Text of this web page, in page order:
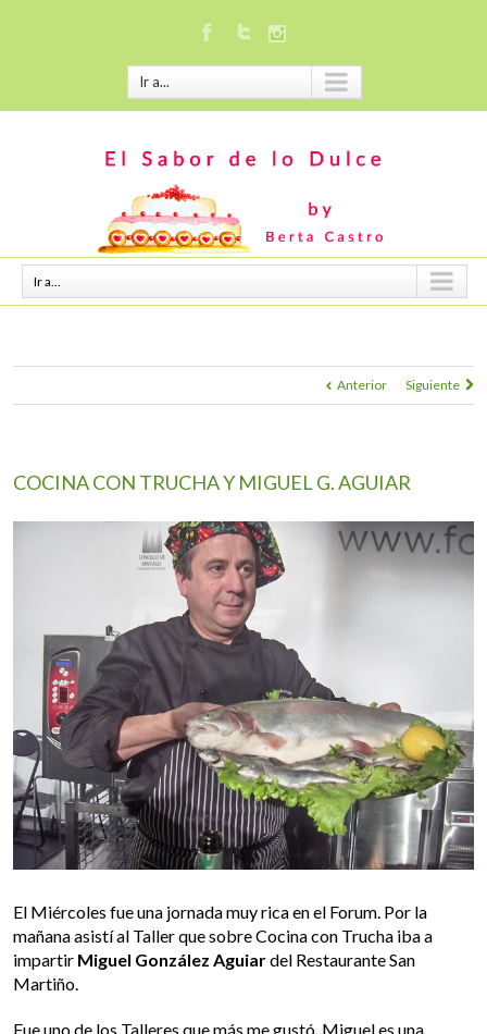
Ir a...
Ir a...
Anterior Siguiente
COCINA CON TRUCHA Y MIGUEL G. AGUIAR
El Miércoles fue una jornada muy rica en el Forum. Por la
mañana asistí al Taller que sobre Cocina con Trucha iba a
impartir Miguel González Aguiardel Restaurante San
Martiño.
Fue uno de los Talleres que más me gustó. Miguel es una